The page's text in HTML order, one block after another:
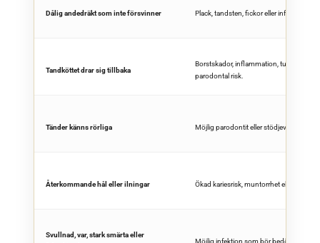
Dålig andedräkt som inte försvinner Plack, tandsten, fickor eller
Tandköttet drar sig tillbaka
Borstskador, inflammation, tunt
parodontal risk.
Tänder känns rörliga Möjlig parodontit eller
Återkommande hål eller ilningar Ökad kariesrisk, muntorrhet eller svår
Svullnad, var, stark smärta eller
Möjlig infektion som bör bedömas